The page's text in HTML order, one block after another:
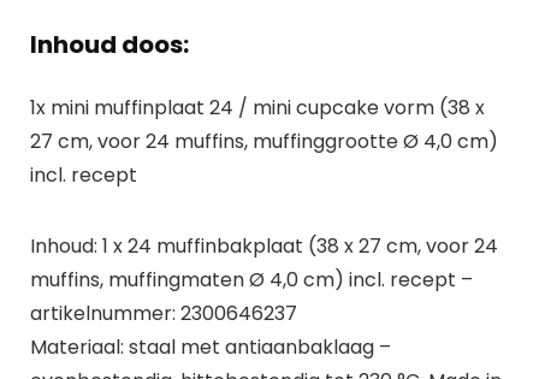
Inhoud doos:
1x mini muffinplaat 24 / mini cupcake vorm (38 x
27 cm, voor 24 muffins, muffinggrootte Ø 4,0 cm)
incl. recept
Inhoud: 1 x 24 muffinbakplaat (38 x 27 cm, voor 24
muffins, muffingmaten Ø 4,0 cm) incl. recept –
artikelnummer: 2300646237
Materiaal: staal met antiaanbaklaag –